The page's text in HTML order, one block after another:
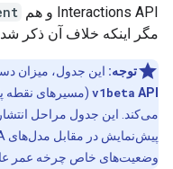
Interactions API و هم
مگر اینکه خلاف آن ذکر
توجه: این جدول، میزان
v1beta API
(مسیرهای نقطه
می‌کند. این جدول مراحل
پیش‌نمایش در مقابل مدل‌های GA که در
وضعیت‌های خاص چرخه عمر